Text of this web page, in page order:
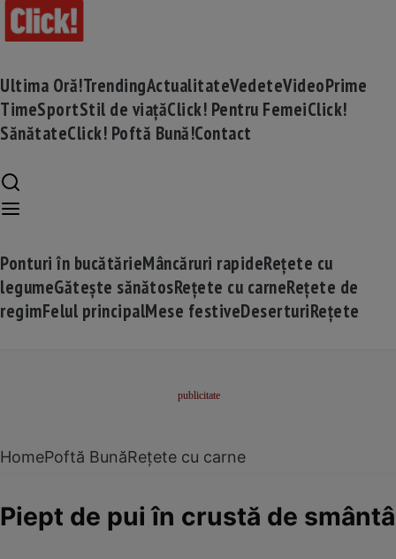
Ultima Oră!TrendingActualitateVedeteVideoPrime
TimeSportStil de viațăClick! Pentru FemeiClick!
SănătateClick! Poftă Bună!Contact
Ponturi în bucătărieMâncăruri rapideRețete cu
legumeGătește sănătosRețete cu carneRețete de
regimFelul principalMese festiveDeserturiRețete
HomePoftă BunăRețete cu carne
Piept de pui în crustă de